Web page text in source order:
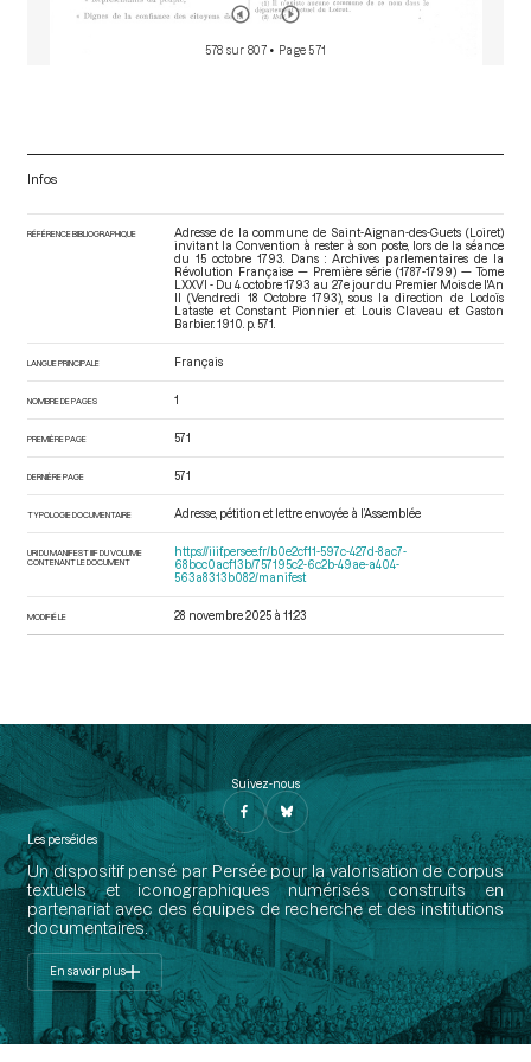
578 sur 807 • Page 571
Infos
RÉFÉRENCE BIBLIOGRAPHIQUE
Adresse de la commune de Saint-Aignan-des-Guets (Loiret)
invitant la Convention à rester à son poste, lors de la séance
du 15 octobre 1793. Dans : Archives parlementaires de la
Révolution Française — Première série (1787-1799) — Tome
LXXVI - Du 4 octobre 1793 au 27e jour du Premier Mois de l'An
II (Vendredi 18 Octobre 1793), sous la direction de Lodoïs
Lataste et Constant Pionnier et Louis Claveau et Gaston
Barbier. 1910. p. 571.
LANGUE PRINCIPALE Français
NOMBRE DE PAGES 1
PREMIÈRE PAGE 571
DERNIÈRE PAGE 571
TYPOLOGIE DOCUMENTAIRE Adresse, pétition et lettre envoyée à l’Assemblée
URI DU MANIFEST IIIF DU VOLUME
CONTENANT LE DOCUMENT
https://iiif.persee.fr/b0e2cf11-597c-427d-8ac7-
68bcc0acf13b/757195c2-6c2b-49ae-a404-
563a8313b082/manifest
MODIFIÉ LE 28 novembre 2025 à 11:23
Suivez-nous
Les perséides
Un dispositif pensé par Persée pour la valorisation de corpus
textuels et iconographiques numérisés construits en
partenariat avec des équipes de recherche et des institutions
documentaires.
En savoir plus